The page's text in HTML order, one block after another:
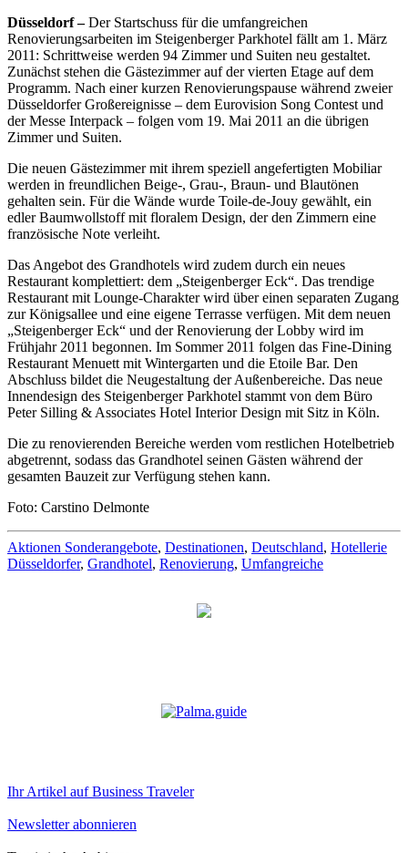
Düsseldorf –Der Startschuss für die umfangreichen
Renovierungsarbeiten im Steigenberger Parkhotel fällt am 1. März
2011: Schrittweise werden 94 Zimmer und Suiten neu gestaltet.
Zunächst stehen die Gästezimmer auf der vierten Etage auf dem
Programm. Nach einer kurzen Renovierungspause während zweier
Düsseldorfer Großereignisse – dem Eurovision Song Contest und
der Messe Interpack – folgen vom 19. Mai 2011 an die übrigen
Zimmer und Suiten.
Die neuen Gästezimmer mit ihrem speziell angefertigten Mobiliar
werden in freundlichen Beige-, Grau-, Braun- und Blautönen
gehalten sein. Für die Wände wurde Toile-de-Jouy gewählt, ein
edler Baumwollstoff mit floralem Design, der den Zimmern eine
französische Note verleiht.
Das Angebot des Grandhotels wird zudem durch ein neues
Restaurant komplettiert: dem „Steigenberger Eck“. Das trendige
Restaurant mit Lounge-Charakter wird über einen separaten Zugang
zur Königsallee und eine eigene Terrasse verfügen. Mit dem neuen
„Steigenberger Eck“ und der Renovierung der Lobby wird im
Frühjahr 2011 begonnen. Im Sommer 2011 folgen das Fine-Dining
Restaurant Menuett mit Wintergarten und die Etoile Bar. Den
Abschluss bildet die Neugestaltung der Außenbereiche. Das neue
Innendesign des Steigenberger Parkhotel stammt von dem Büro
Peter Silling & Associates Hotel Interior Design mit Sitz in Köln.
Die zu renovierenden Bereiche werden vom restlichen Hotelbetrieb
abgetrennt, sodass das Grandhotel seinen Gästen während der
gesamten Bauzeit zur Verfügung stehen kann.
Foto: Carstino Delmonte
Aktionen Sonderangebote, Destinationen, Deutschland, Hotellerie
Düsseldorfer, Grandhotel, Renovierung, Umfangreiche
Ihr Artikel auf Business Traveler
Newsletter abonnieren